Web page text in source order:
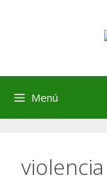
Menú
violencia